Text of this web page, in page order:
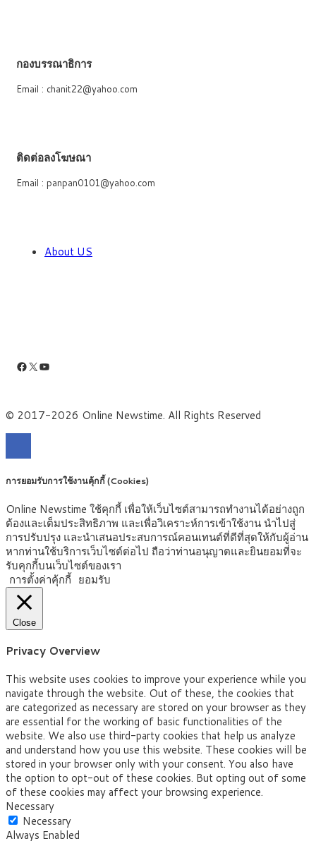
กองบรรณาธิการ
Email : chanit22@yahoo.com
ติดต่อลงโฆษณา
Email : panpan0101@yahoo.com
About US
Facebook
X YouTube
© 2017-2026 Online Newstime. All Rights Reserved
การยอมรับการใช้งานคุ้กกี้ (Cookies)
Online Newstime ใช้คุกกี้ เพื่อให้เว็บไซต์สามารถทำงานได้อย่างถูก
ต้องและเต็มประสิทธิภาพ และเพื่อวิเคราะห์การเข้าใช้งาน นำไปสู่
การปรับปรุง และนำเสนอประสบการณ์คอนเทนต์ที่ดีที่สุดให้กับผู้อ่าน
หากท่านใช้บริการเว็บไซต์ต่อไป ถือว่าท่านอนุญาตและยินยอมที่จะ
รับคุกกี้บนเว็บไซต์ของเรา
การตั้งค่าคุ้กกี้ ยอมรับ
Close
Privacy Overview
This website uses cookies to improve your experience while you
navigate through the website. Out of these, the cookies that
are categorized as necessary are stored on your browser as they
are essential for the working of basic functionalities of the
website. We also use third-party cookies that help us analyze
and understand how you use this website. These cookies will be
stored in your browser only with your consent. You also have
the option to opt-out of these cookies. But opting out of some
of these cookies may affect your browsing experience.
Necessary
Necessary
Always Enabled